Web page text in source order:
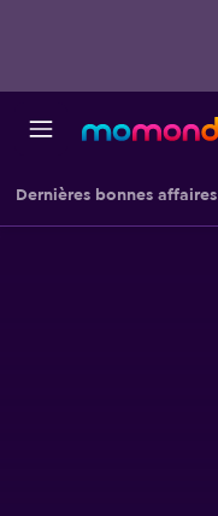
Dernières bonnes affaires